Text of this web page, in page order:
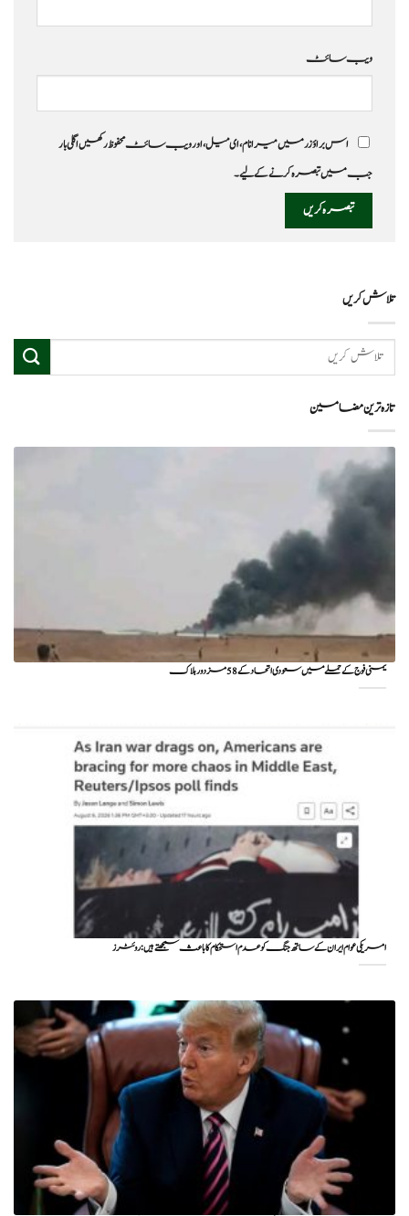
ویب‌ سائٹ
اس براؤزر میں میرا نام، ای میل، اور ویب سائٹ محفوظ رکھیں اگلی بار
جب میں تبصرہ کرنے کےلیے۔
تلاش کریں
تازہ ترین مضامین
یمنی فوج کے حملے میں سعودی اتحاد کے 58 مزدور ہلاک
امریکی عوام ایران کے ساتھ جنگ کو عدم استحکام کا باعث سمجھتے ہیں: روئٹرز